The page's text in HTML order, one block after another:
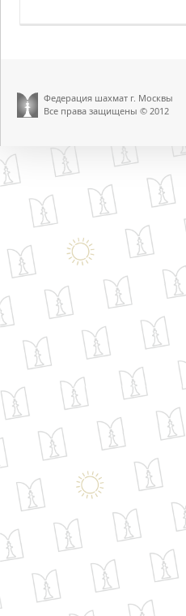
Федерация шахмат г. Москвы
Все права защищены © 2012